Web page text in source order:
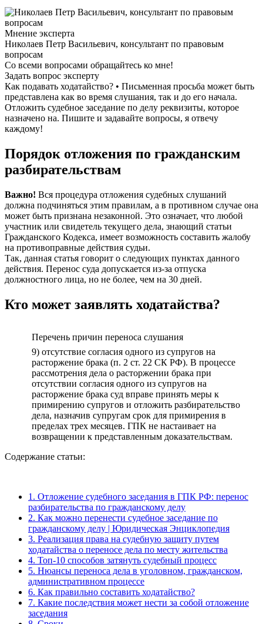
Мнение эксперта
Николаев Петр Васильевич, консультант по правовым
вопросам
Со всеми вопросами обращайтесь ко мне!
Задать вопрос эксперту
Как подавать ходатайство? • Письменная просьба может быть
представлена как во время слушания, так и до его начала.
Отложить судебное заседание по делу реквизиты, которое
назначено на. Пишите и задавайте вопросы, я отвечу
каждому!
Порядок отложения по гражданским
разбирательствам
Важно! Вся процедура отложения судебных слушаний
должна подчиняться этим правилам, а в противном случае она
может быть признана незаконной. Это означает, что любой
участник или свидетель текущего дела, знающий статьи
Гражданского Кодекса, имеет возможность составить жалобу
на противоправные действия судьи.
Так, данная статья говорит о следующих пунктах данного
действия. Перенос суда допускается из-за отпуска
должностного лица, но не более, чем на 30 дней.
Кто может заявлять ходатайства?
Перечень причин переноса слушания
9) отсутствие согласия одного из супругов на
расторжение брака (п. 2 ст. 22 СК РФ). В процессе
рассмотрения дела о расторжении брака при
отсутствии согласия одного из супругов на
расторжение брака суд вправе принять меры к
примирению супругов и отложить разбирательство
дела, назначив супругам срок для примирения в
пределах трех месяцев. ГПК не настаивает на
возвращении к представленным доказательствам.
Содержание статьи:
1. Отложение судебного заседания в ГПК РФ: перенос
разбирательства по гражданскому делу
2. Как можно перенести судебное заседание по
гражданскому делу | Юридическая Энциклопедия
3. Реализация права на судебную защиту путем
ходатайства о переносе дела по месту жительства
4. Топ-10 способов затянуть судебный процесс
5. Нюансы переноса дела в уголовном, гражданском,
административном процессе
6. Как правильно составить ходатайство?
7. Какие последствия может нести за собой отложение
заседания